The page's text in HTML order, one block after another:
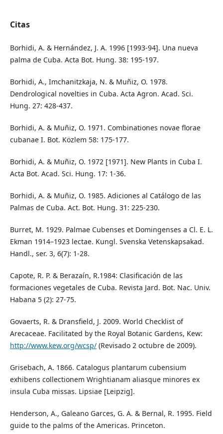
Citas
Borhidi, A. & Hernández, J. A. 1996 [1993-94]. Una nueva
palma de Cuba. Acta Bot. Hung. 38: 195-197.
Borhidi, A., Imchanitzkaja, N. & Muñiz, O. 1978.
Dendrological novelties in Cuba. Acta Agron. Acad. Sci.
Hung. 27: 428-437.
Borhidi, A. & Muñiz, O. 1971. Combinationes novae florae
cubanae I. Bot. Közlem 58: 175-177.
Borhidi, A. & Muñiz, O. 1972 [1971]. New Plants in Cuba I.
Acta Bot. Acad. Sci. Hung. 17: 1-36.
Borhidi, A. & Muñiz, O. 1985. Adiciones al Catálogo de las
Palmas de Cuba. Act. Bot. Hung. 31: 225-230.
Burret, M. 1929. Palmae Cubenses et Domingenses a Cl. E. L.
Ekman 1914–1923 lectae. Kungl. Svenska Vetenskapsakad.
Handl., ser. 3, 6(7): 1-28.
Capote, R. P. & Berazaín, R.1984: Clasificación de las
formaciones vegetales de Cuba. Revista Jard. Bot. Nac. Univ.
Habana 5 (2): 27-75.
Govaerts, R. & Dransfield, J. 2009. World Checklist of
Arecaceae. Facilitated by the Royal Botanic Gardens, Kew:
http://www.kew.org/wcsp/(Revisado 2 octubre de 2009).
Grisebach, A. 1866. Catalogus plantarum cubensium
exhibens collectionem Wrightianam aliasque minores ex
insula Cuba missas. Lipsiae [Leipzig].
Henderson, A., Galeano Garces, G. A. & Bernal, R. 1995. Field
guide to the palms of the Americas. Princeton.